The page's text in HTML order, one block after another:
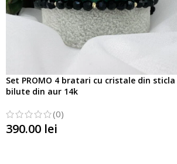
Set PROMO 4 bratari cu cristale din sticla
bilute din aur 14k
(0)
390.00 lei